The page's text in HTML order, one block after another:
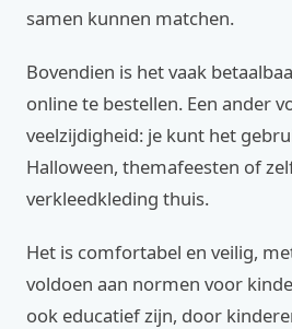
samen kunnen matchen.
Bovendien is het vaak
online te bestellen. Een ander
veelzijdigheid: je kunt het
Halloween, themafeesten of
verkleedkleding thuis.
Het is comfortabel en veilig,
voldoen aan normen voor
ook educatief zijn, door